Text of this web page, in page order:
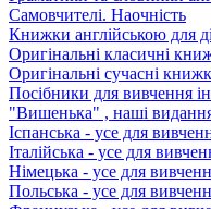
Самовчителі. Наочність
Книжки англійською для
Оригінальні класичні
Оригінальні сучасні
Посібники для вивчення
"Вишенька" , наші
Іспанська - усе для
Італійська - усе для
Німецька - усе для
Польська - усе для